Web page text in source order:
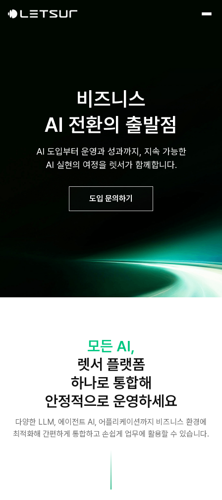
비즈니스
AI 전환의 출발점
AI 도입부터 운영과 성과까지, 지속 가능한
AI 실현의 여정을 렛서가 함께합니다.
도입 문의하기
모든 AI,
렛서 플랫폼
하나로 통합해
안정적으로 운영하세요
다양한 LLM, 에이전트 AI, 어플리케이션까지 비즈니스 환경에
최적화해 간편하게 통합하고 손쉽게 업무에 활용할 수 있습니다.